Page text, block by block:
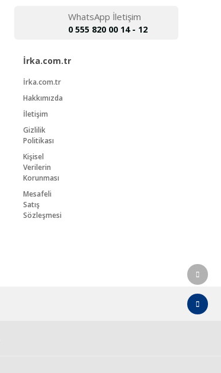
WhatsApp İletişim
0 555 820 00 14 - 12
İrka.com.tr
İrka.com.tr
Hakkımızda
İletişim
Gizlilik
Politikası
Kişisel
Verilerin
Korunması
Mesafeli
Satış
Sözleşmesi